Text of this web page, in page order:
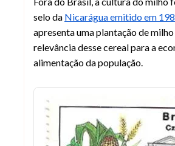
selo da Nicarágua emitido em
apresenta uma plantação de
relevância desse cereal para a
alimentação da população.